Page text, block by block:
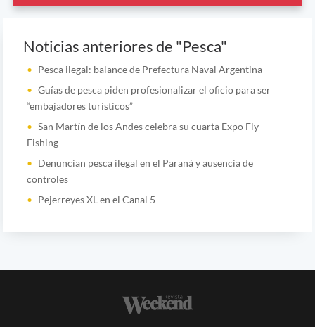
Noticias anteriores de "Pesca"
Pesca ilegal: balance de Prefectura Naval Argentina
Guías de pesca piden profesionalizar el oficio para ser
“embajadores turísticos”
San Martín de los Andes celebra su cuarta Expo Fly
Fishing
Denuncian pesca ilegal en el Paraná y ausencia de
controles
Pejerreyes XL en el Canal 5